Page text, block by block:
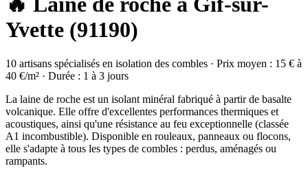
Yvette (91190)
10 artisans spécialisés en isolation des combles · Prix moyen : 15 € à
40 €/m² · Durée : 1 à 3 jours
La laine de roche est un isolant minéral fabriqué à partir de basalte
volcanique. Elle offre d'excellentes performances thermiques et
acoustiques, ainsi qu'une résistance au feu exceptionnelle (classée
A1 incombustible). Disponible en rouleaux, panneaux ou flocons,
elle s'adapte à tous les types de combles : perdus, aménagés ou
rampants.